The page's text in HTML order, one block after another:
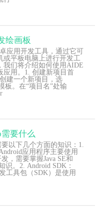
绘画板
应用开发工具，通过它可
或平板电脑上进行开发工
我们将介绍如何使用AIDE
应用。1. 创建新项目首
建一个新项目，选
板。在“项目名”处输
要什么
以下几个方面的知识：1.
应用程序主要使用
，需要掌握Java SE和
识。2. Android SDK：
工具包（SDK）是使用